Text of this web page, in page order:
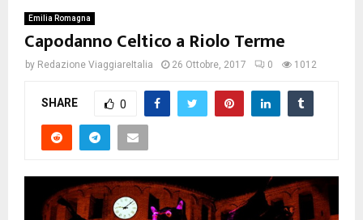
Emilia Romagna
Capodanno Celtico a Riolo Terme
by Redazione ViaggiareItalia 26 Ottobre, 2017 0 1012
SHARE 0